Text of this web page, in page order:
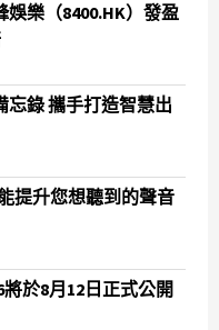
娛樂（8400.HK）發盈
錄 攜手打造智慧出
提升您想聽到的聲音
於8月12日正式公開